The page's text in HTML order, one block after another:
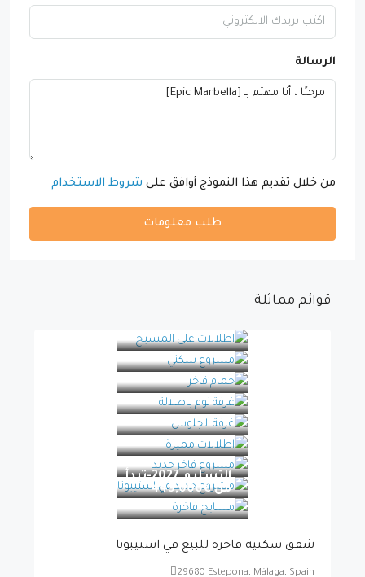
الرسالة
من خلال تقديم هذا النموذج أوافق على شروط الاستخدام
طلب معلومات
قوائم مماثلة
التسليم 2027-تبدأ
من€449,000
شقق سكنية فاخرة للبيع في استيبونا
29680 Estepona, Málaga, Spain